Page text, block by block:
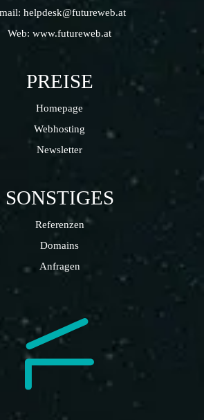
helpdesk@futureweb.at
Web: www.futureweb.at
PREISE
Homepage
Webhosting
Newsletter
SONSTIGES
Referenzen
Domains
Anfragen